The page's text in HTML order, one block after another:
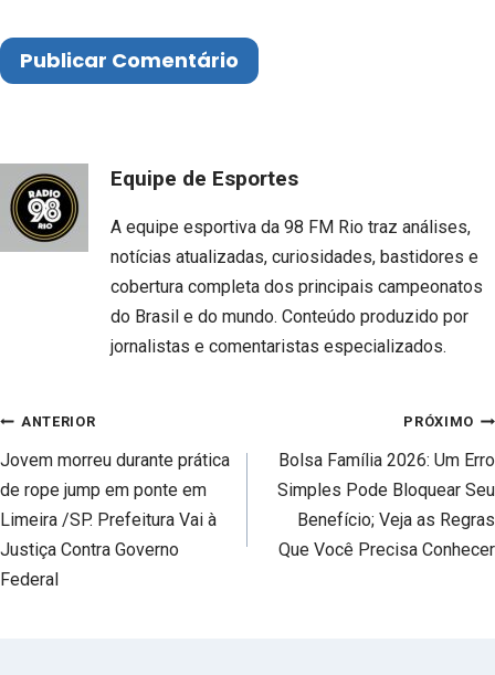
Equipe de Esportes
A equipe esportiva da 98 FM Rio traz análises,
notícias atualizadas, curiosidades, bastidores e
cobertura completa dos principais campeonatos
do Brasil e do mundo. Conteúdo produzido por
jornalistas e comentaristas especializados.
Navegação
de
Post
ANTERIOR
Jovem morreu durante prática
de rope jump em ponte em
Limeira /SP. Prefeitura Vai à
Justiça Contra Governo
Federal
PRÓXIMO
Bolsa Família 2026: Um Erro
Simples Pode Bloquear Seu
Benefício; Veja as Regras
Que Você Precisa Conhecer